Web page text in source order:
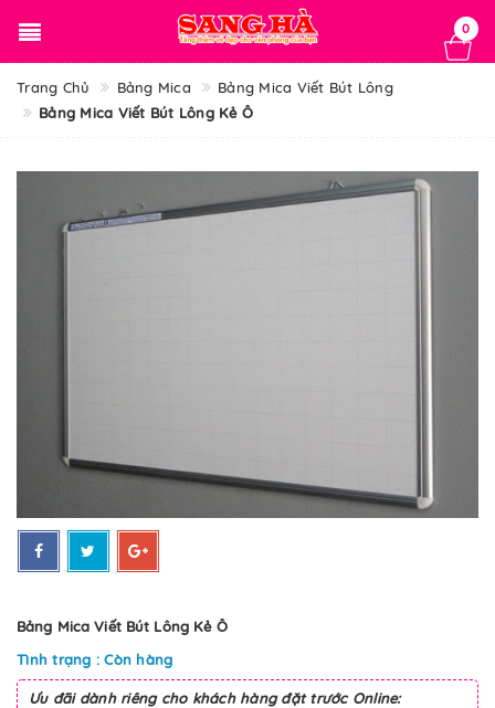
0
Trang Chủ Bảng Mica
Bảng Mica Viết Bút Lông
Bảng Mica Viết Bút Lông Kẻ Ô
Bảng Mica Viết Bút Lông Kẻ Ô
Tình trạng : Còn hàng
Ưu đãi dành riêng cho khách hàng đặt trước Online: